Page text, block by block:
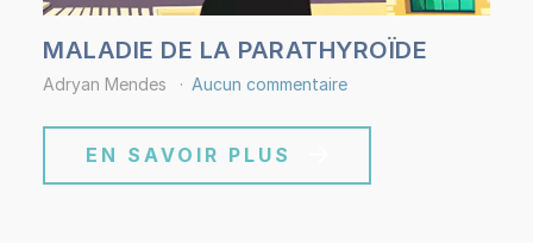
MALADIE DE LA PARATHYROÏDE
Adryan Mendes Aucun commentaire
EN SAVOIR PLUS